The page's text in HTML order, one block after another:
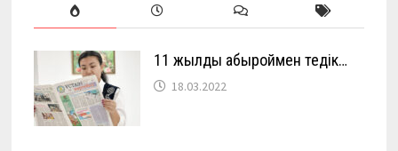
11 жылды абыроймен өтедік…
18.03.2022